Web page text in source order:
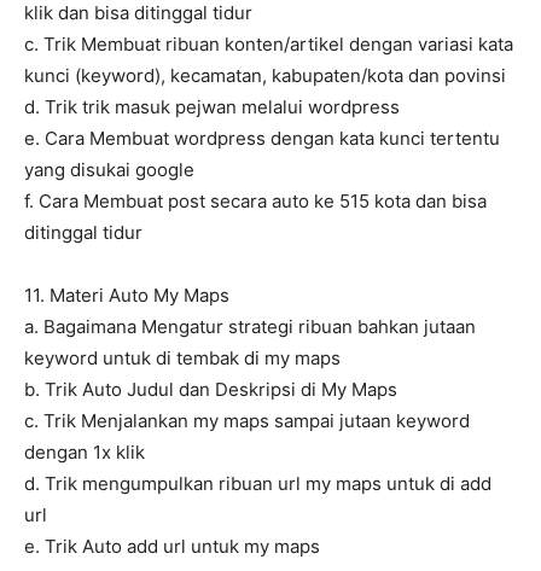
klik dan bisa ditinggal tidur
c. Trik Membuat ribuan konten/artikel dengan variasi kata
kunci (keyword), kecamatan, kabupaten/kota dan povinsi
d. Trik trik masuk pejwan melalui wordpress
e. Cara Membuat wordpress dengan kata kunci tertentu
yang disukai google
f. Cara Membuat post secara auto ke 515 kota dan bisa
ditinggal tidur
11. Materi Auto My Maps
a. Bagaimana Mengatur strategi ribuan bahkan jutaan
keyword untuk di tembak di my maps
b. Trik Auto Judul dan Deskripsi di My Maps
c. Trik Menjalankan my maps sampai jutaan keyword
dengan 1x klik
d. Trik mengumpulkan ribuan url my maps untuk di add
url
e. Trik Auto add url untuk my maps